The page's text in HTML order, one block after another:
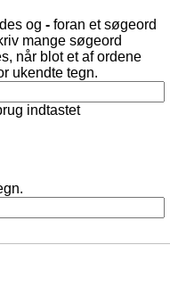
og - foran et søgeord
mange søgeord
når blot et af ordene
ukendte tegn.
indtastet